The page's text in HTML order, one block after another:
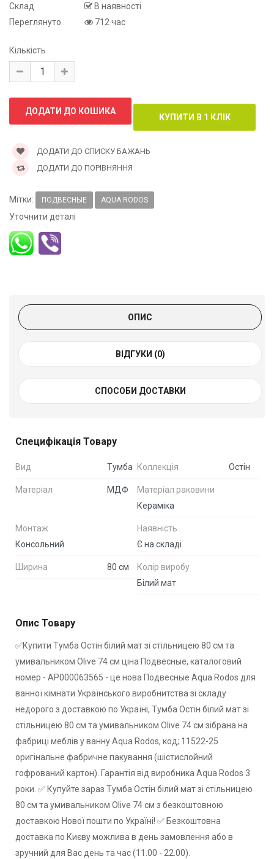
Склад
В наявності
Переглянуто
712 час
Кількість
ДОДАТИ ДО СПИСКУ БАЖАНЬ
ДОДАТИ ДО ПОРІВНЯННЯ
Мітки: ПОДВЕСНЫЕ AQUA RODOS
Уточнити деталі
ОПИС
ВІДГУКИ (0)
СПОСОБИ ДОСТАВКИ
Специфікація Товару
Вид Тумба Коллекція Остiн
Матеріал МДФ
Матеріал раковини
Кераміка
Монтаж
Консольний
Наявність
Є на складі
Ширина 80 см
Колір виробу
Білий мат
Опис Товару
✅Купити Тумба Остiн білий мат зі стільницею 80 см та
умивальником Olive 74 см ціна Подвесные, каталоговий
номер - АР000063565 - це нова Подвесные Aqua Rodos для
ванної кімнати Українського виробнитства зі складу
недорого з доставкою по Україні, Тумба Остiн білий мат зі
стільницею 80 см та умивальником Olive 74 см зібрана на
фабриці меблів у ванну Aqua Rodos, код; 11522-25
оригінальне фабричне пакування (шістислойний
гофрований картон). Гарантія від виробника Aqua Rodos 3
роки. ✅ Купуйте зараз Тумба Остiн білий мат зі стільницею
80 см та умивальником Olive 74 см з безкоштовною
доставкою Нової пошти по Україні! ✅ Безкоштовна
доставка по Києву можлива в день замовлення або в
зручний для Вас день та час (11.00 - 22.00).